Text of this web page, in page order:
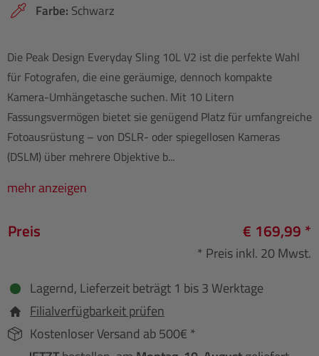
Farbe: Schwarz
Die Peak Design Everyday Sling 10L V2 ist die perfekte Wahl
für Fotografen, die eine geräumige, dennoch kompakte
Kamera-Umhängetasche suchen. Mit 10 Litern
Fassungsvermögen bietet sie genügend Platz für umfangreiche
Fotoausrüstung – von DSLR- oder spiegellosen Kameras
(DSLM) über mehrere Objektive b...
mehr anzeigen
Preis € 169,99 *
* Preis inkl. 20 Mwst.
Lagernd, Lieferzeit beträgt 1 bis 3 Werktage
Filialverfügbarkeit prüfen
Kostenloser Versand ab 500€ *